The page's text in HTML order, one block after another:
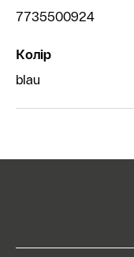
7735500924
Колір
blau